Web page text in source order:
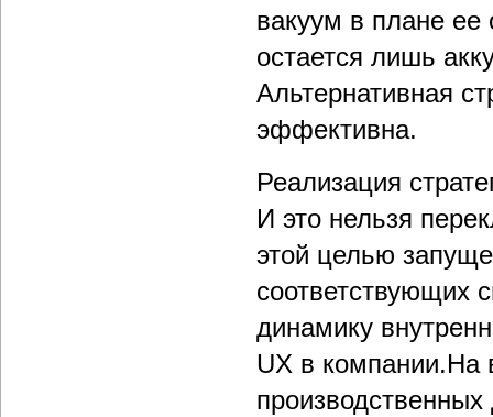
вакуум в плане ее
остается лишь
Альтернативная
эффективна.
Реализация
И это нельзя
этой целью
соответствующих
динамику
UX в компании.На